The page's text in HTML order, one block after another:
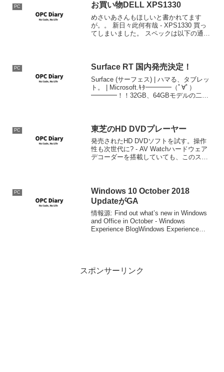
PC お買い物DELL XPS1330
めさいあさんもほしいと書かれてます
が。。 新日々此何有哉 - XPS1330 買っ
てしまいました。 スペックは以下の通
PC Surface RT 国内発売決定！
Surface (サーフェス) | ハマる、タブレッ
ト。 | Microsoft.ｷﾀ━━━━（ﾟ∀ﾟ）
━━━━！！32GB、64GBモデルの二種
PC 東芝のHD DVDプレーヤー
発売されたHD DVDソフトを試す。操作
性も次世代に? - AV Watchハードウェア
デコーダーを搭載していても、このスペ
DVD...
PC
Windows 10 October 2018
UpdateがGA
情報源: Find out what’s new in Windows
and Office in October - Windows
Experience BlogWindows Experience
スポンサーリンク